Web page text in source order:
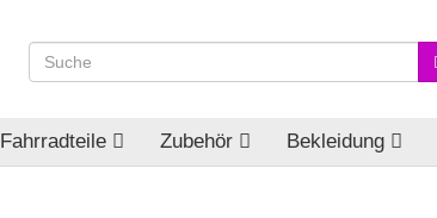
Fahrradteile Zubehör Bekleidung